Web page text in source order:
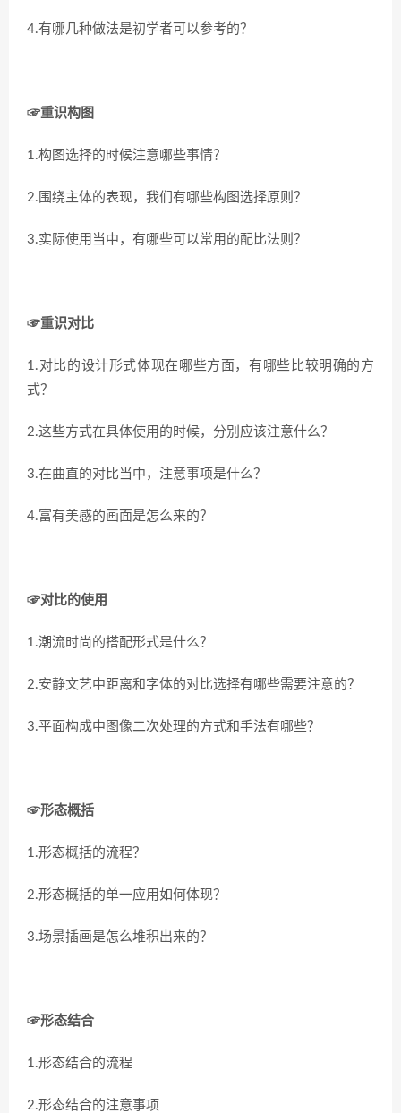
4.有哪几种做法是初学者可以参考的？
☞重识构图
1.构图选择的时候注意哪些事情？
2.围绕主体的表现，我们有哪些构图选择原则？
3.实际使用当中，有哪些可以常用的配比法则？
☞重识对比
1.对比的设计形式体现在哪些方面，有哪些比较明确的方
式？
2.这些方式在具体使用的时候，分别应该注意什么？
3.在曲直的对比当中，注意事项是什么？
4.富有美感的画面是怎么来的？
☞对比的使用
1.潮流时尚的搭配形式是什么？
2.安静文艺中距离和字体的对比选择有哪些需要注意的？
3.平面构成中图像二次处理的方式和手法有哪些？
☞形态概括
1.形态概括的流程？
2.形态概括的单一应用如何体现？
3.场景插画是怎么堆积出来的？
☞形态结合
1.形态结合的流程
2.形态结合的注意事项